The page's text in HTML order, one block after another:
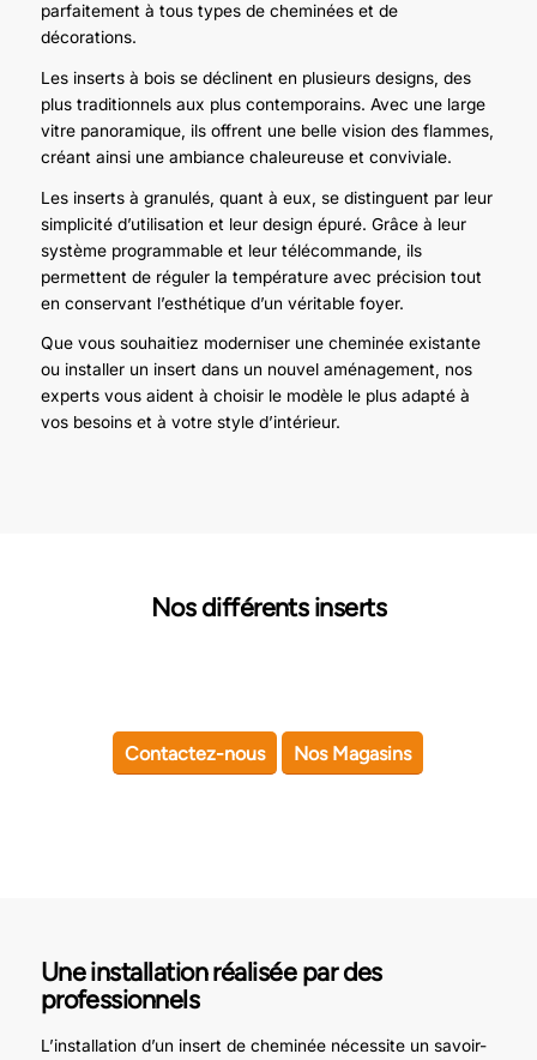
parfaitement à tous types de cheminées et de
décorations.
Les inserts à bois se déclinent en plusieurs designs, des
plus traditionnels aux plus contemporains. Avec une large
vitre panoramique, ils offrent une belle vision des flammes,
créant ainsi une ambiance chaleureuse et conviviale.
Les inserts à granulés, quant à eux, se distinguent par leur
simplicité d’utilisation et leur design épuré. Grâce à leur
système programmable et leur télécommande, ils
permettent de réguler la température avec précision tout
en conservant l’esthétique d’un véritable foyer.
Que vous souhaitiez moderniser une cheminée existante
ou installer un insert dans un nouvel aménagement, nos
experts vous aident à choisir le modèle le plus adapté à
vos besoins et à votre style d’intérieur.
Nos différents inserts
Contactez-nous Nos Magasins
Une installation réalisée par des
professionnels
L’installation d’un insert de cheminée nécessite un savoir-